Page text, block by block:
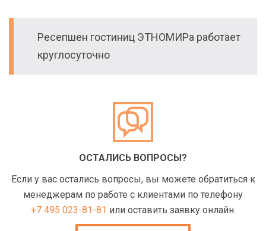
Ресепшен гостиниц ЭТНОМИРа работает
круглосуточно
ОСТАЛИСЬ ВОПРОСЫ?
Если у вас остались вопросы, вы можете обратиться к
менеджерам по работе с клиентами по телефону
+7 495 023-81-81 или оставить заявку онлайн.